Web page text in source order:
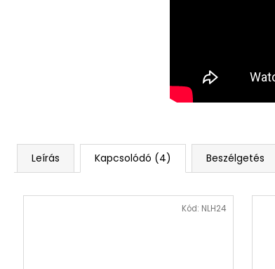
Leírás Kapcsolódó (4) Beszélgetés
Kód: NLH24